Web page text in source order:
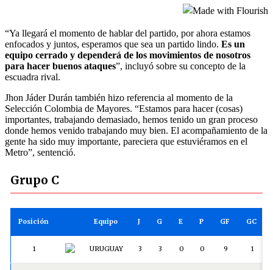
“Ya llegará el momento de hablar del partido, por ahora estamos
enfocados y juntos, esperamos que sea un partido lindo. Es un
equipo cerrado y dependerá de los movimientos de nosotros
para hacer buenos ataques”, incluyó sobre su concepto de la
escuadra rival.
Jhon Jáder Durán también hizo referencia al momento de la
Selección Colombia de Mayores. “Estamos para hacer (cosas)
importantes, trabajando demasiado, hemos tenido un gran proceso
donde hemos venido trabajando muy bien. El acompañamiento de la
gente ha sido muy importante, pareciera que estuviéramos en el
Metro”, sentenció.